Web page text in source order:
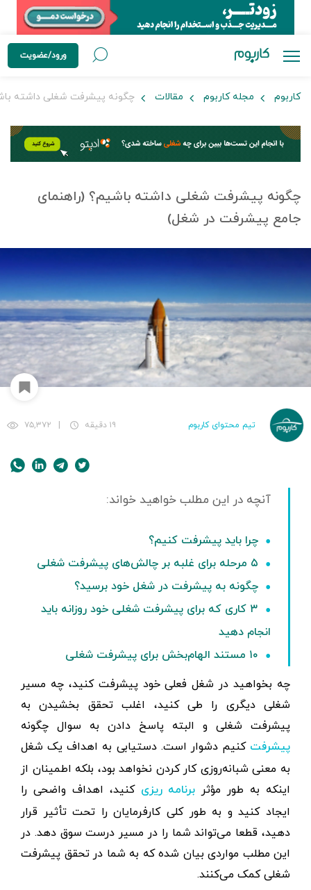
ورود/عضویت
کاربوم مجله کاربوم مقالات چگونه پیشرفت شغلی داشته
چگونه پیشرفت شغلی داشته باشیم؟ (راهنمای
جامع پیشرفت در شغل)
تیم محتوای کاربوم ۱۹ دقیقه ۷۵,۳۷۲
چرا باید پیشرفت کنیم؟
۵ مرحله برای غلبه بر چالش‌های پیشرفت شغلی
چگونه به پیشرفت در شغل خود برسید؟
۳ کاری که برای پیشرفت شغلی خود روزانه باید
انجام دهید
۱۰ مستند الهام‌بخش برای پیشرفت شغلی
چه بخواهید در شغل فعلی خود پیشرفت کنید، چه مسیر
شغلی دیگری را طی کنید، اغلب تحقق بخشیدن به
پیشرفت شغلی و البته پاسخ دادن به سوال چگونه
پیشرفت کنیم دشوار است. دستیابی به اهداف یک شغل
به معنی شبانه‌روزی کار کردن نخواهد بود، بلکه اطمینان از
اینکه به طور مؤثر برنامه ریزی کنید، اهداف واضحی را
ایجاد کنید و به طور کلی کارفرمایان را تحت تأثیر قرار
دهید، قطعا می‌تواند شما را در مسیر درست سوق دهد. در
این مطلب مواردی بیان شده که به شما در تحقق پیشرفت
شغلی کمک می‌کنند.